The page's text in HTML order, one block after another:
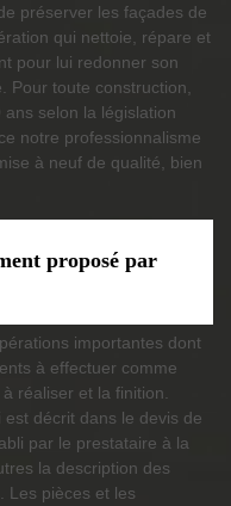
préserver les façades de
qui nettoie, répare et
pour lui redonner son
Pour toute construction,
ans selon la législation
notre professionnalisme
à neuf de qualité, bien
proposé par
importantes dont
à effectuer comme
réaliser et la finition.
décrit dans le devis de
par le prestataire à la
la description des
Les pièces et les